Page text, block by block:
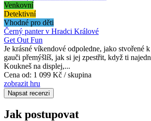
Venkovní
Detektivní
Vhodné pro děti
Černý panter v Hradci Králové
Get Out Fun
Je krásné víkendové odpoledne, jako stvořené
gauči přemýšlíš, jak si jej zpestřit, když ti
Koukneš na displej,...
Cena od: 1 099 Kč / skupina
zobrazit hru
Napsat recenzi
Jak postupovat